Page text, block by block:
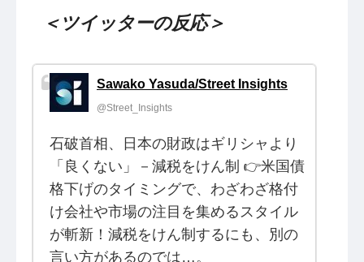
＜ツイッターの反応＞
Sawako Yasuda/Street Insights
@Street_Insights
石破首相、日本の財政はギリシャより
「良くない」－減税をけん制 👉米国債
格下げのタイミングで、わざわざ格付
け会社や市場の注目を集めるスタイル
が斬新！減税をけん制するにも、別の
言い方があるのでは…。